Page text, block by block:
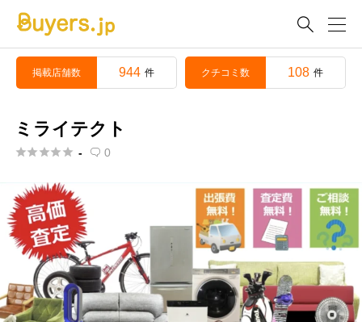

掲載店舗数 944 件 クチコミ数 108 件
ミライテクト
 -  0